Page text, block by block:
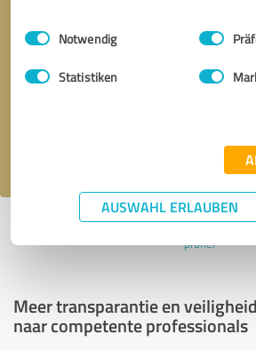
Impressum Datenschutzbestimmungen
Einwilligungsauswahl
Notwendig
Statistiken
AUSWAHL ERLAUBEN
Profiel actief sinds 17.07.2020 |Laatst
profiel
Meer transparantie en
naar competente professionals